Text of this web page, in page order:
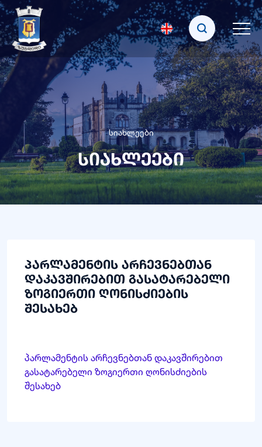
სიახლეები
სიახლეები
პარლამენტის არჩევნებთან
დაკავშირებით გასატარებელი
ზოგიერთი ღონისძიების
შესახებ
პარლამენტის არჩევნებთან დაკავშირებით
გასატარებელი ზოგიერთი ღონისძიების
შესახებ